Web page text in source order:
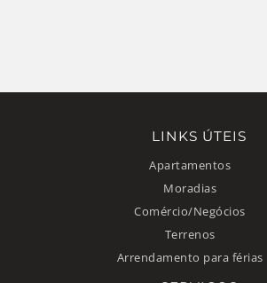
LINKS ÚTEIS
Apartamentos
Moradias
Comércio/Negócios
Terrenos
Arrendamento para férias